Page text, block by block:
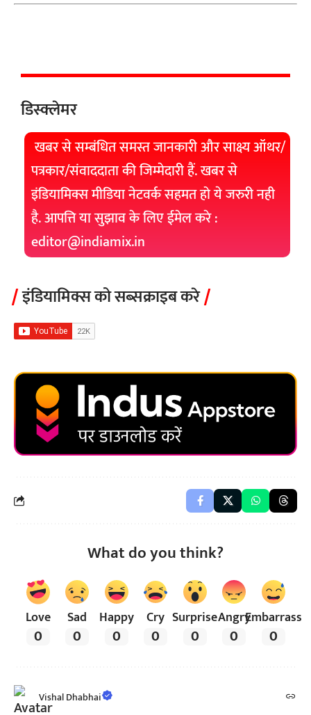
डिस्क्लेमर
खबर से सम्बंधित समस्त जानकारी और साक्ष्य ऑथर/
पत्रकार/संवाददाता की जिम्मेदारी हैं. खबर से
इंडियामिक्स मीडिया नेटवर्क सहमत हो ये जरुरी नही
है. आपत्ति या सुझाव के लिए ईमेल करे :
editor@indiamix.in
इंडियामिक्स को सब्सक्राइब करे
What do you think?
Love
0
Sad
0
Happy
0
Cry
0
Surprise
0
Angry
0
Embarrass
0
Vishal Dhabhai